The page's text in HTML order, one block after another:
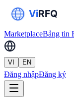
MarketplaceBảng tin
VI EN
Đăng nhậpĐăng ký